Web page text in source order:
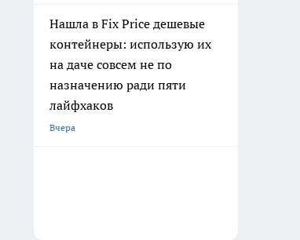
Нашла в Fix Price дешевые
контейнеры: использую их
на даче совсем не по
назначению ради пяти
лайфхаков
Вчера